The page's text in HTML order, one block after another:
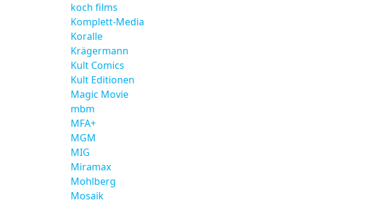
koch films
Komplett-Media
Koralle
Krägermann
Kult Comics
Kult Editionen
Magic Movie
mbm
MFA+
MGM
MIG
Miramax
Mohlberg
Mosaik